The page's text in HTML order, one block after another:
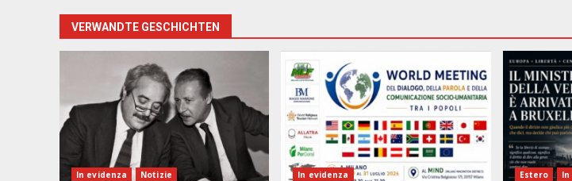
VERWANDTE GESCHICHTEN
In evidenza Notizie In evidenza Estero